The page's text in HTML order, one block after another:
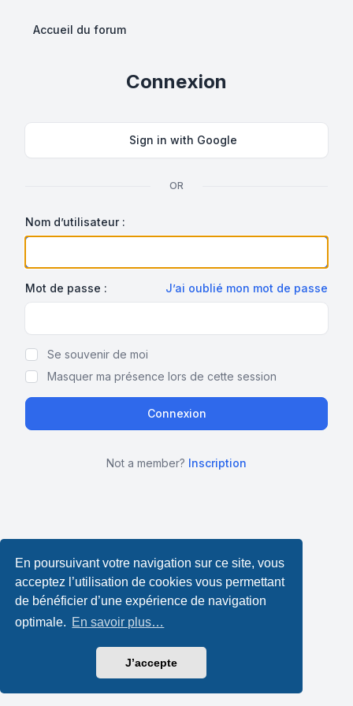
En poursuivant votre navigation sur ce site, vous
acceptez l’utilisation de cookies vous permettant
de bénéficier d’une expérience de navigation
optimale. En savoir plus…
J’accepte
Accueil du forum
Connexion
Sign in with Google
OR
Nom d’utilisateur :
Mot de passe : J’ai oublié mon mot de passe
Se souvenir de moi
Masquer ma présence lors de cette session
Not a member? Inscription